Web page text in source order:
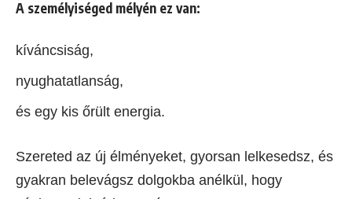
A személyiséged mélyén ez van:
kíváncsiság,
nyughatatlanság,
és egy kis őrült energia.
Szereted az új élményeket, gyorsan lelkesedsz, és
gyakran belevágsz dolgokba anélkül, hogy